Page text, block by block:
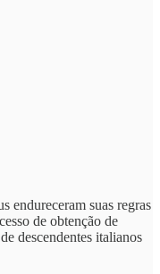
endureceram suas regras
de obtenção de
descendentes italianos